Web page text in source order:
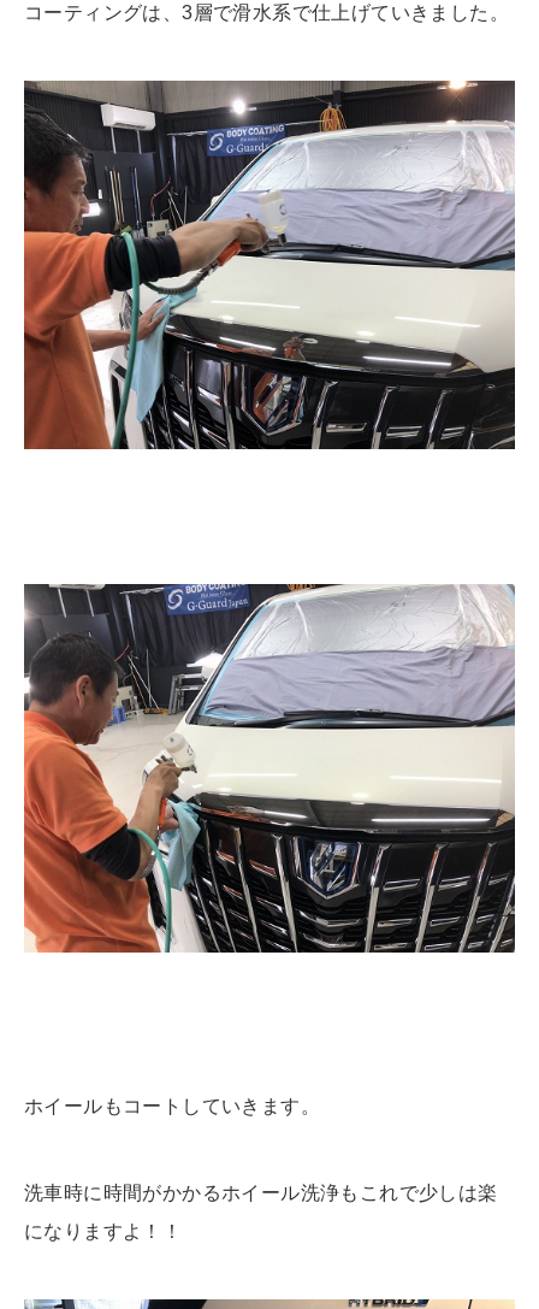
コーティングは、3層で滑水系で仕上げていきました。
ホイールもコートしていきます。
洗車時に時間がかかるホイール洗浄もこれで少しは楽
になりますよ！！